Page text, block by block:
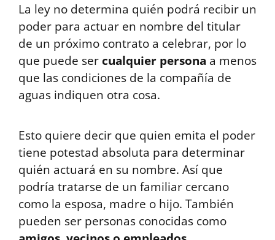
La ley no determina quién podrá recibir un
poder para actuar en nombre del titular
de un próximo contrato a celebrar, por lo
que puede sercualquier persona a menos
que las condiciones de la compañía de
aguas indiquen otra cosa.
Esto quiere decir que quien emita el poder
tiene potestad absoluta para determinar
quién actuará en su nombre. Así que
podría tratarse de un familiar cercano
como la esposa, madre o hijo. También
pueden ser personas conocidas como